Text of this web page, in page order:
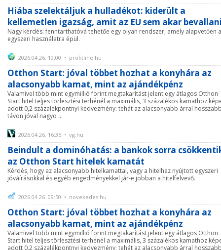
Hiába szelektáljuk a hulladékot: kiderült a
kellemetlen igazság, amit az EU sem akar
Nagy kérdés: fenntarthatóvá tehetőe egy olyan rendszer, amely alapvetően
egyszeri használatra épül.
2026.04.26. 19:00 • profitline.hu
Otthon Start: jóval többet hozhat a konyhára az
alacsonyabb kamat, mint az ajándékpénz
Valamivel több mint egymillió forint megtakarítást jelent egy átlagos Otthon
Start hitel teljes törlesztési terhénél a maximális, 3 százalékos kamathoz
adott 0,2 százalékpontnyi kedvezmény: tehát az alacsonyabb árral
távon jóval nagyo ...
2026.04.26. 16:35 • vg.hu
Beindult a dominóhatás: a bankok sorra
az Otthon Start hitelek kamatát
Kérdés, hogy az alacsonyabb hitelkamattal, vagy a hitelhez nyújtott egyszeri
jóváírásokkal és egyéb engedményekkel jár-e jobban a hitelfelvevő.
2026.04.26. 09:50 • novekedes.hu
Otthon Start: jóval többet hozhat a konyhára az
alacsonyabb kamat, mint az ajándékpénz
Valamivel több mint egymillió forint megtakarítást jelent egy átlagos Otthon
Start hitel teljes törlesztési terhénél a maximális, 3 százalékos kamathoz
adott 0,2 százalékpontnyi kedvezmény: tehát az alacsonyabb árral